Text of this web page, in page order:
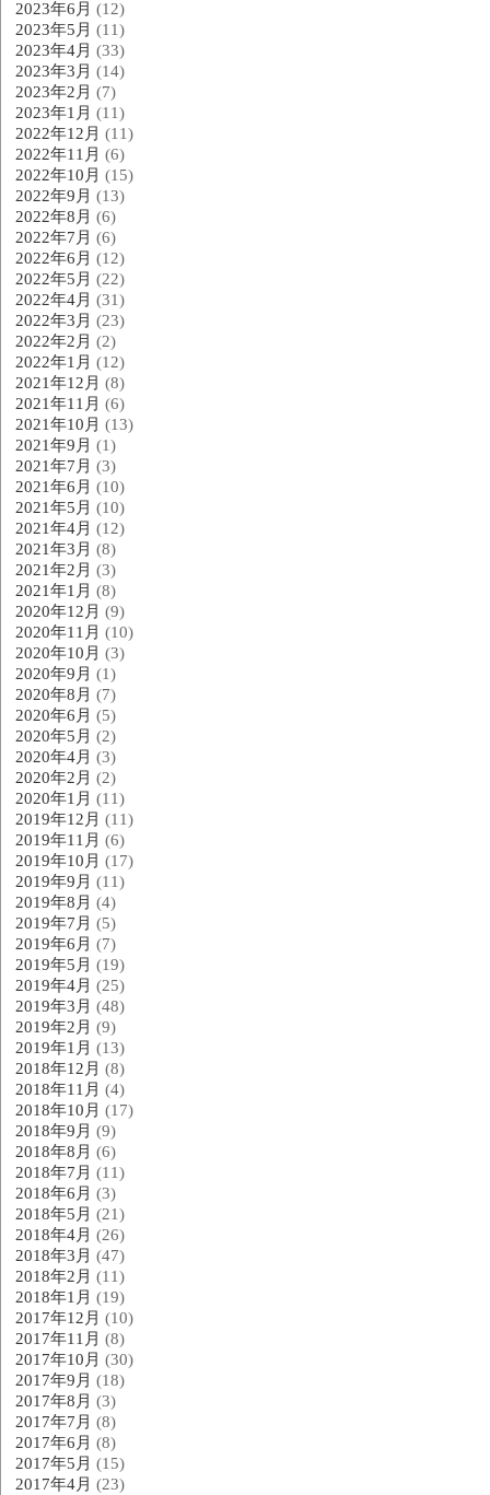
2023年6月 (12)
2023年5月 (11)
2023年4月 (33)
2023年3月 (14)
2023年2月 (7)
2023年1月 (11)
2022年12月 (11)
2022年11月 (6)
2022年10月 (15)
2022年9月 (13)
2022年8月 (6)
2022年7月 (6)
2022年6月 (12)
2022年5月 (22)
2022年4月 (31)
2022年3月 (23)
2022年2月 (2)
2022年1月 (12)
2021年12月 (8)
2021年11月 (6)
2021年10月 (13)
2021年9月 (1)
2021年7月 (3)
2021年6月 (10)
2021年5月 (10)
2021年4月 (12)
2021年3月 (8)
2021年2月 (3)
2021年1月 (8)
2020年12月 (9)
2020年11月 (10)
2020年10月 (3)
2020年9月 (1)
2020年8月 (7)
2020年6月 (5)
2020年5月 (2)
2020年4月 (3)
2020年2月 (2)
2020年1月 (11)
2019年12月 (11)
2019年11月 (6)
2019年10月 (17)
2019年9月 (11)
2019年8月 (4)
2019年7月 (5)
2019年6月 (7)
2019年5月 (19)
2019年4月 (25)
2019年3月 (48)
2019年2月 (9)
2019年1月 (13)
2018年12月 (8)
2018年11月 (4)
2018年10月 (17)
2018年9月 (9)
2018年8月 (6)
2018年7月 (11)
2018年6月 (3)
2018年5月 (21)
2018年4月 (26)
2018年3月 (47)
2018年2月 (11)
2018年1月 (19)
2017年12月 (10)
2017年11月 (8)
2017年10月 (30)
2017年9月 (18)
2017年8月 (3)
2017年7月 (8)
2017年6月 (8)
2017年5月 (15)
2017年4月 (23)